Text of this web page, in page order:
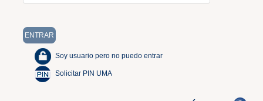
Soy usuario pero no puedo entrar
Solicitar PIN UMA